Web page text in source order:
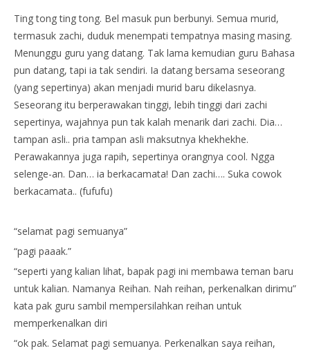
Ting tong ting tong. Bel masuk pun berbunyi. Semua murid,
termasuk zachi, duduk menempati tempatnya masing masing.
Menunggu guru yang datang. Tak lama kemudian guru Bahasa
pun datang, tapi ia tak sendiri. Ia datang bersama seseorang
(yang sepertinya) akan menjadi murid baru dikelasnya.
Seseorang itu berperawakan tinggi, lebih tinggi dari zachi
sepertinya, wajahnya pun tak kalah menarik dari zachi. Dia…
tampan asli.. pria tampan asli maksutnya khekhekhe.
Perawakannya juga rapih, sepertinya orangnya cool. Ngga
selenge-an. Dan… ia berkacamata! Dan zachi…. Suka cowok
berkacamata.. (fufufu)
“selamat pagi semuanya”
“pagi paaak.”
“seperti yang kalian lihat, bapak pagi ini membawa teman baru
untuk kalian. Namanya Reihan. Nah reihan, perkenalkan dirimu”
kata pak guru sambil mempersilahkan reihan untuk
memperkenalkan diri
“ok pak. Selamat pagi semuanya. Perkenalkan saya reihan,